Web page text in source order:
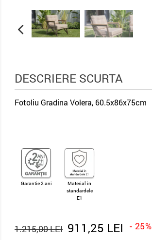
DESCRIERE SCURTA
Fotoliu Gradina Volera, 60.5x86x75cm
Garantie 2 ani
Material in
standardele
E1
911,25 LEI - 25%
1.215,00 LEI